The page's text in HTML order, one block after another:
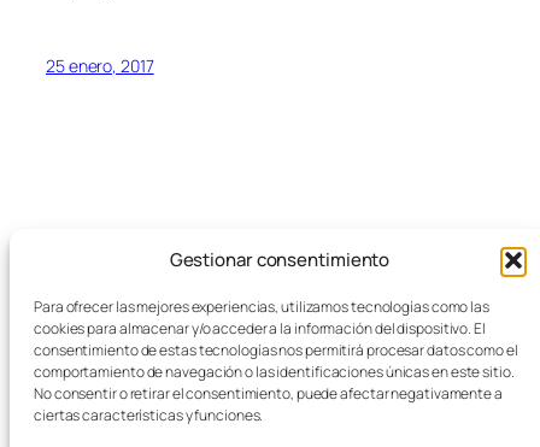
Gestionar consentimiento
Para ofrecer las mejores experiencias, utilizamos tecnologías como las
cookies para almacenar y/o acceder a la información del dispositivo. El
consentimiento de estas tecnologías nos permitirá procesar datos como el
comportamiento de navegación o las identificaciones únicas en este sitio.
No consentir o retirar el consentimiento, puede afectar negativamente a
ciertas características y funciones.
25 enero, 2017
FEMZ
Empresas del Metal
Blog
Acerca de
FAQs
Autores
Eventos
Tienda
Patrones
Temas